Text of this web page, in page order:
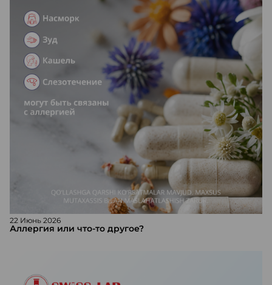
22 Июнь 2026
Аллергия или что-то другое?